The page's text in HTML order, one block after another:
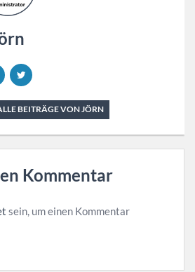
BEITRÄGE VON JÖRN
Kommentar
sein, um einen Kommentar